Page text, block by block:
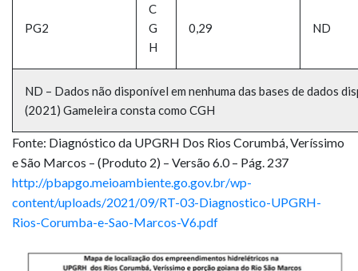
PG2
C
G
H
0,29 ND
ND – Dados não disponível em nenhuma das bases de dados
(2021) Gameleira consta como CGH
Fonte: Diagnóstico da UPGRH Dos Rios Corumbá, Veríssimo
e São Marcos – (Produto 2) – Versão 6.0 – Pág. 237
http://pbapgo.meioambiente.go.gov.br/wp-
content/uploads/2021/09/RT-03-Diagnostico-UPGRH-
Rios-Corumba-e-Sao-Marcos-V6.pdf